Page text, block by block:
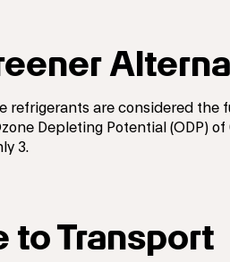
refrigerants are considered the
Depleting Potential (ODP)
3.
to Transport